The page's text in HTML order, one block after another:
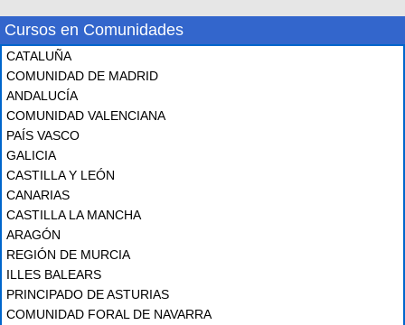
Cursos en Comunidades
CATALUÑA
COMUNIDAD DE MADRID
ANDALUCÍA
COMUNIDAD VALENCIANA
PAÍS VASCO
GALICIA
CASTILLA Y LEÓN
CANARIAS
CASTILLA LA MANCHA
ARAGÓN
REGIÓN DE MURCIA
ILLES BALEARS
PRINCIPADO DE ASTURIAS
COMUNIDAD FORAL DE NAVARRA